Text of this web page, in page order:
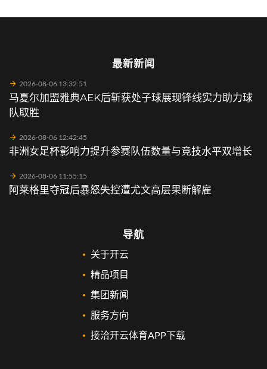
最新新闻
2026-08-06 13:32:51
马夏尔加盟雅典AEK后斩获处子球展现锋线实力助力球
队取胜
2026-08-06 12:42:45
非洲女足杯影响力提升参赛队伍数量与竞技水平双增长
2026-08-06 11:55:15
阿莱格里夺冠后暴怒失控遭尤文高层果断解雇
导航
关于开云
精品项目
集团新闻
服务方向
接洽开云体育APP下载